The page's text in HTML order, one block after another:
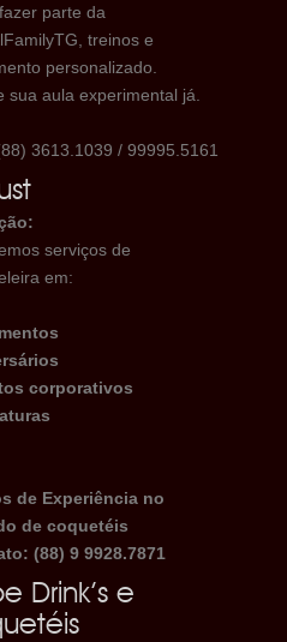
parte da
treinos e
personalizado.
sua aula experimental já.
3613.1039 / 99995.5161
serviços de
em:
corporativos
de Experiência no
de coquetéis
(88) 9 9928.7871
Drink’s e